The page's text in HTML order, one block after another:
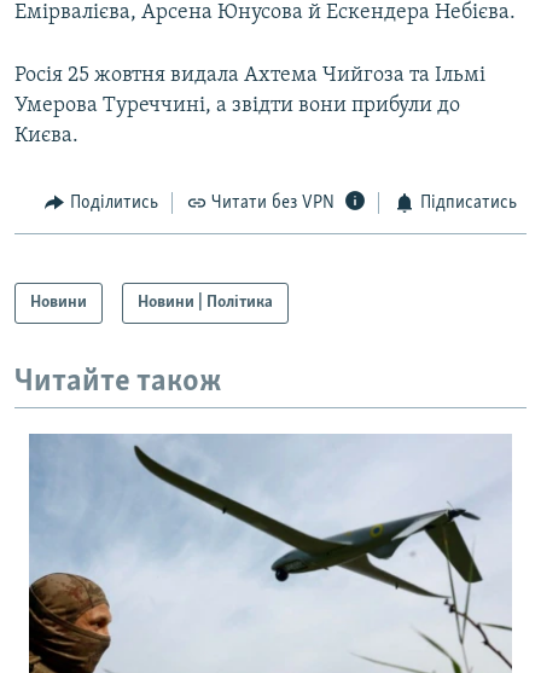
Емірвалієва, Арсена Юнусова й Ескендера Небієва.
Росія 25 жовтня видала Ахтема Чийгоза та Ільмі
Умерова Туреччині, а звідти вони прибули до
Києва.
Поділитись Читати без VPN Підписатись
Новини Новини | Політика
Читайте також